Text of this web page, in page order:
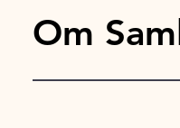
Om